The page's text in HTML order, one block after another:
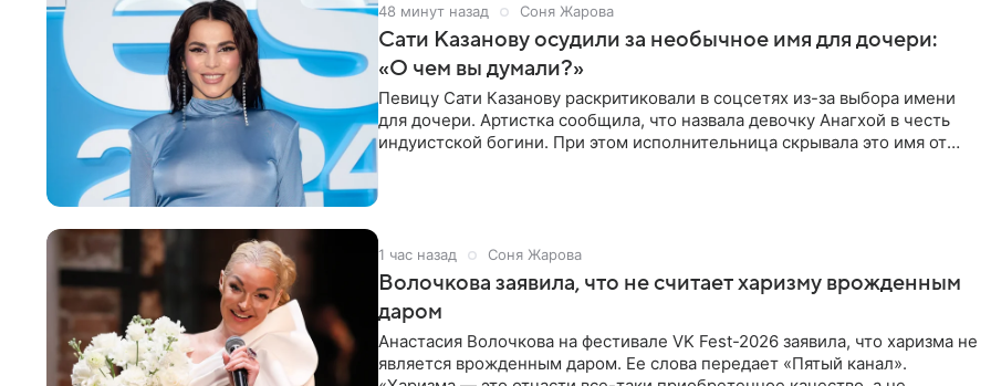
48 минут назад Соня Жарова
Сати Казанову осудили за необычное имя для дочери:
«О чем вы думали?»
Певицу Сати Казанову раскритиковали в соцсетях из-за выбора имени
для дочери. Артистка сообщила, что назвала девочку Анагхой в честь
индуистской богини. При этом исполнительница скрывала это имя от
1 час назад Соня Жарова
Волочкова заявила, что не считает харизму врожденным
даром
Анастасия Волочкова на фестивале VK Fest-2026 заявила, что харизма не
является врожденным даром. Ее слова передает «Пятый канал».